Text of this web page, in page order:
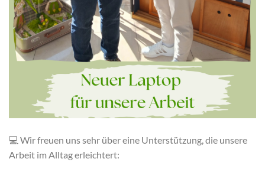
💻 Wir freuen uns sehr über eine Unterstützung, die unsere
Arbeit im Alltag erleichtert: